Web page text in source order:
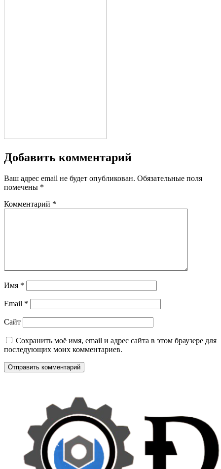
Добавить комментарий
Ваш адрес email не будет опубликован. Обязательные поля
помечены *
Комментарий *
Имя *
Email *
Сайт
Сохранить моё имя, email и адрес сайта в этом браузере для
последующих моих комментариев.